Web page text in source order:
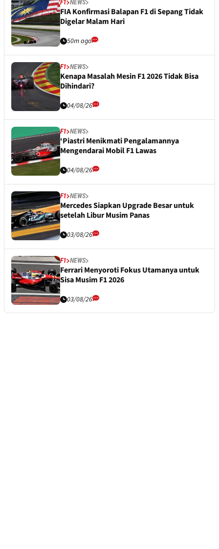
F1 NEWS
FIA Konfirmasi Balapan F1 di Sepang Tidak
Digelar Malam Hari
50m ago
F1 NEWS
Kenapa Masalah Mesin F1 2026 Tidak Bisa
Dihindari?
04/08/26
F1 NEWS
‘Piastri Menikmati Pengalamannya
Mengendarai Mobil F1 Lawas
04/08/26
F1 NEWS
Mercedes Siapkan Upgrade Besar untuk
setelah Libur Musim Panas
03/08/26
F1 NEWS
Ferrari Menyoroti Fokus Utamanya untuk
Sisa Musim F1 2026
03/08/26